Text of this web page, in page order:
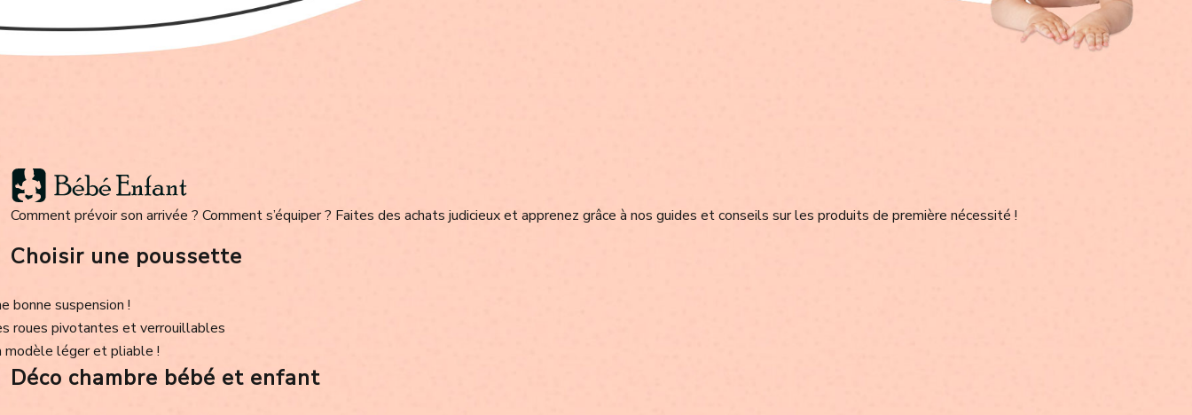
Comment prévoir son arrivée ? Comment s’équiper ? Faites des achats judicieux et apprenez grâce à nos guides et conseils sur les produits de première nécessité !
Choisir une poussette
bonne suspension !
roues pivotantes et verrouillables
modèle léger et pliable !
Déco chambre bébé et enfant